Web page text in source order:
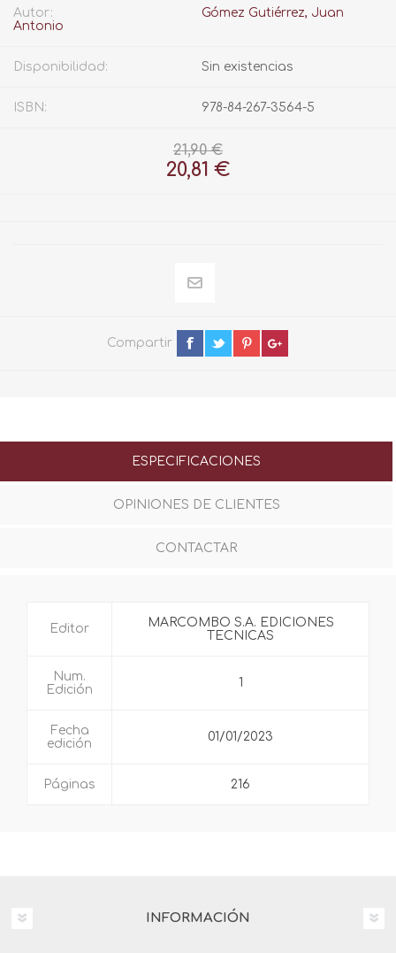
Autor:
Gómez Gutiérrez, Juan
Antonio
Disponibilidad: Sin existencias
ISBN: 978-84-267-3564-5
21,90 €
20,81 €
Compartir
ESPECIFICACIONES
OPINIONES DE CLIENTES
CONTACTAR
Editor
MARCOMBO S.A. EDICIONES
TECNICAS
Num.
Edición
1
Fecha
edición
01/01/2023
Páginas 216
INFORMACIÓN